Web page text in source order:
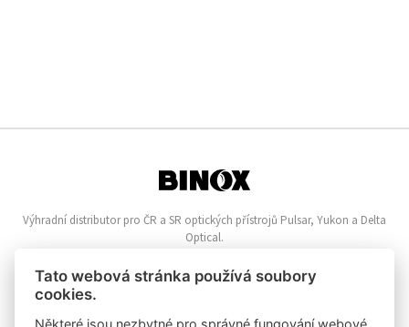
Výhradní distributor pro ČR a SR optických přístrojů Pulsar, Yukon a Delta
Optical.
Informace o nákupu
Nákupní řád
Tato webová stránka používá soubory
cookies.
Některé jsou nezbytné pro správné fungování webové